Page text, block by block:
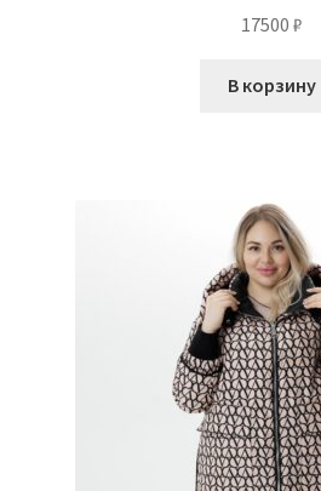
17500 ₽
В корзину